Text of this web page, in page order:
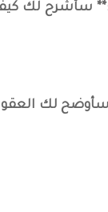
سأشرح لك
سأوضح لك